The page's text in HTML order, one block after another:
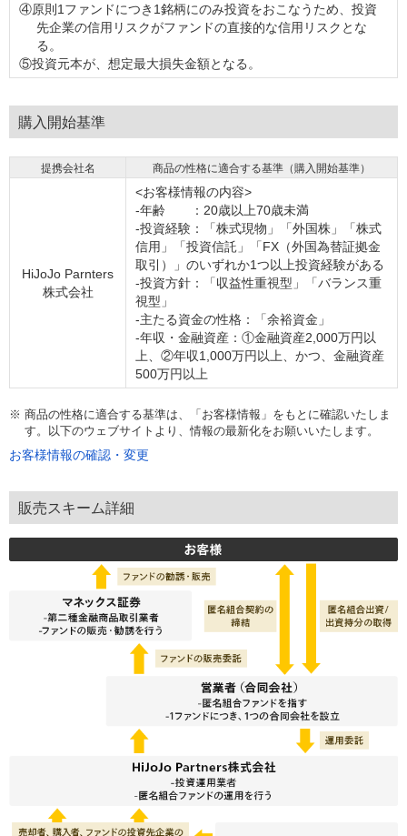
④原則1ファンドにつき1銘柄にのみ投資をおこなうため、投資
先企業の信用リスクがファンドの直接的な信用リスクとな
る。
⑤投資元本が、想定最大損失金額となる。
購入開始基準
提携会社名 商品の性格に適合する基準（購入開始基準）
HiJoJo Parnters
株式会社
<お客様情報の内容>
-年齢 ：20歳以上70歳未満
-投資経験：「株式現物」「外国株」「株式
信用」「投資信託」「FX（外国為替証拠金
取引）」のいずれか1つ以上投資経験がある
-投資方針：「収益性重視型」「バランス重
視型」
-主たる資金の性格：「余裕資金」
-年収・金融資産：①金融資産2,000万円以
上、②年収1,000万円以上、かつ、金融資産
500万円以上
※ 商品の性格に適合する基準は、「お客様情報」をもとに確認いたしま
す。以下のウェブサイトより、情報の最新化をお願いいたします。
お客様情報の確認・変更
販売スキーム詳細